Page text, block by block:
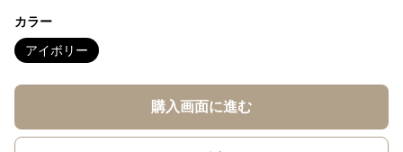
カラー
アイボリー
購入画面に進む